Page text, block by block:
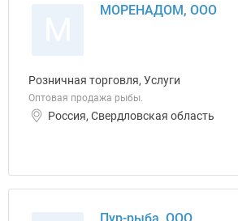
МОРЕНАДОМ, ООО
Розничная торговля, Услуги
Оптовая продажа рыбы.
Россия, Свердловская область